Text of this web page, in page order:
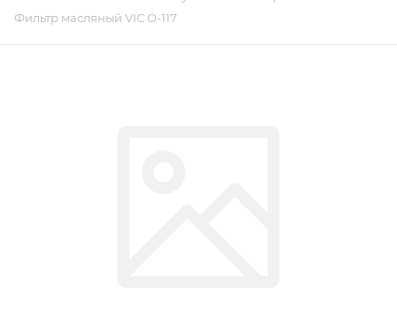
Фильтр масляный VIС O-117